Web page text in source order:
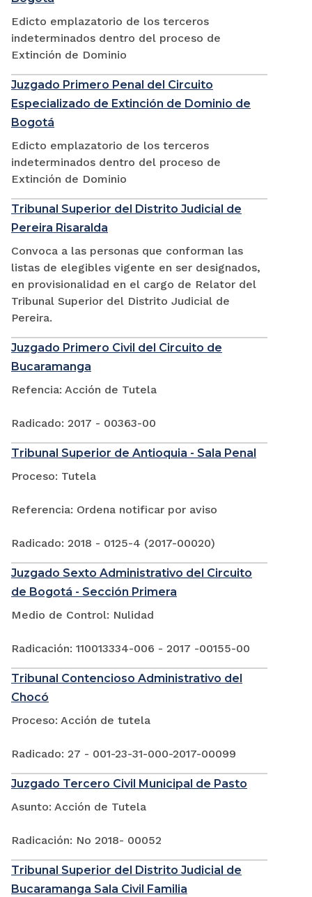
Edicto emplazatorio de los terceros
indeterminados dentro del proceso de
Extinción de Dominio
Juzgado Primero Penal del Circuito
Especializado de Extinción de Dominio de
Bogotá
Edicto emplazatorio de los terceros
indeterminados dentro del proceso de
Extinción de Dominio
Tribunal Superior del Distrito Judicial de
Pereira Risaralda
Convoca a las personas que conforman las
listas de elegibles vigente en ser designados,
en provisionalidad en el cargo de Relator del
Tribunal Superior del Distrito Judicial de
Pereira.
Juzgado Primero Civil del Circuito de
Bucaramanga
Refencia: Acción de Tutela
Radicado: 2017 - 00363-00
Tribunal Superior de Antioquia - Sala Penal
Proceso: Tutela
Referencia: Ordena notificar por aviso
Radicado: 2018 - 0125-4 (2017-00020)
Juzgado Sexto Administrativo del Circuito
de Bogotá - Sección Primera
Medio de Control: Nulidad
Radicación: 110013334-006 - 2017 -00155-00
Tribunal Contencioso Administrativo del
Chocó
Proceso: Acción de tutela
Radicado: 27 - 001-23-31-000-2017-00099
Juzgado Tercero Civil Municipal de Pasto
Asunto: Acción de Tutela
Radicación: No 2018- 00052
Tribunal Superior del Distrito Judicial de
Bucaramanga Sala Civil Familia